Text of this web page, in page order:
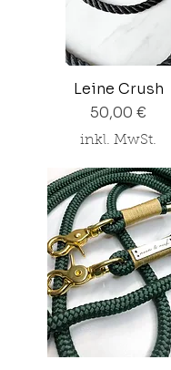
Leine Crush
Preis
50,00 €
inkl. MwSt.